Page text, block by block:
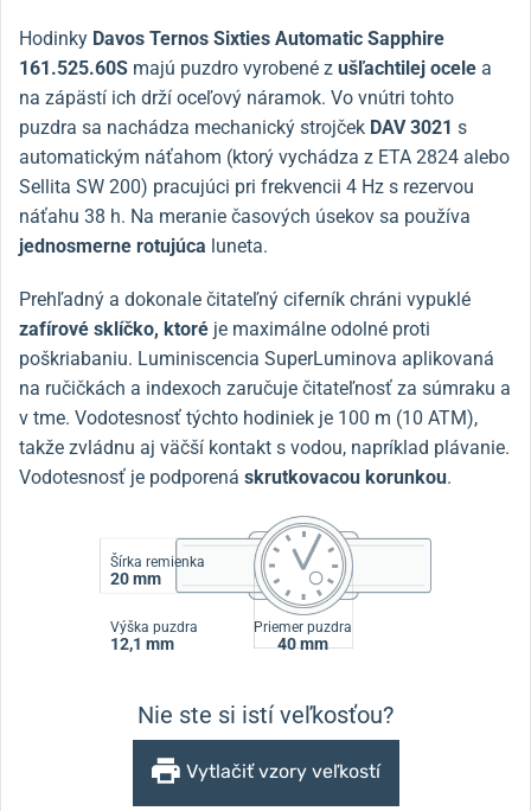
Hodinky Davos Ternos Sixties Automatic Sapphire
161.525.60S majú puzdro vyrobené z ušľachtilej ocele a
na zápästí ich drží oceľový náramok. Vo vnútri tohto
puzdra sa nachádza mechanický strojček DAV 3021 s
automatickým náťahom (ktorý vychádza z ETA 2824 alebo
Sellita SW 200) pracujúci pri frekvencii 4 Hz s rezervou
náťahu 38 h. Na meranie časových úsekov sa používa
jednosmerne rotujúca luneta.
Prehľadný a dokonale čitateľný ciferník chráni vypuklé
zafírové sklíčko, ktoré je maximálne odolné proti
poškriabaniu. Luminiscencia SuperLuminova aplikovaná
na ručičkách a indexoch zaručuje čitateľnosť za súmraku a
v tme. Vodotesnosť týchto hodiniek je 100 m (10 ATM),
takže zvládnu aj väčší kontakt s vodou, napríklad plávanie.
Vodotesnosť je podporená skrutkovacou korunkou.
Šírka remienka
20 mm
Výška puzdra
12,1 mm
Priemer puzdra
40 mm
Nie ste si istí veľkosťou?
Vytlačiť vzory veľkostí